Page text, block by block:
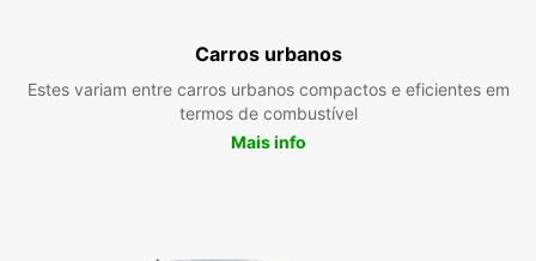
Carros urbanos
Estes variam entre carros urbanos compactos e eficientes em
termos de combustível
Mais info